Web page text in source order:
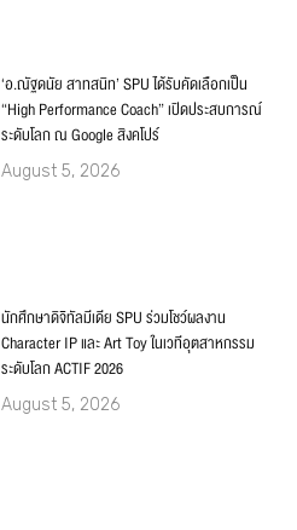
‘อ.ณัฐดนัย สาทสนิท’ SPU ได้รับคัดเลือกเป็น
“High Performance Coach” เปิดประสบการณ์
ระดับโลก ณ Google สิงคโปร์
August 5, 2026
นักศึกษาดิจิทัลมีเดีย SPU ร่วมโชว์ผลงาน
Character IP และ Art Toy ในเวทีอุตสาหกรรม
ระดับโลก ACTIF 2026
August 5, 2026